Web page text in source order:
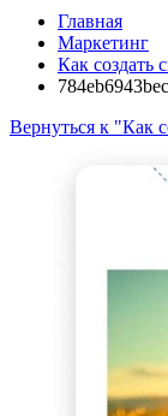
Главная
Маркетинг
Как создать
Вернуться к "Как